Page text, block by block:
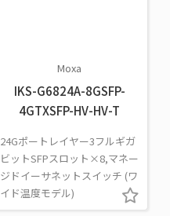
Moxa
IKS-G6824A-8GSFP-
4GTXSFP-HV-HV-T
24Gポートレイヤー3フルギガ
ビットSFPスロット×8,マネー
ジドイーサネットスイッチ (ワ
イド温度モデル)